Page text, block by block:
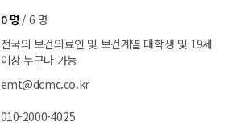
0 명 / 6 명
전국의 보건의료인 및 보건계열 대학생 및 19세
이상 누구나 가능
emt@dcmc.co.kr
010-2000-4025